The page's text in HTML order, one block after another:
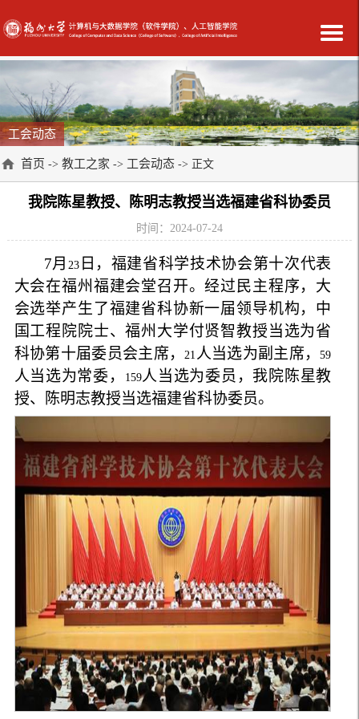
工会动态
首页 -> 教工之家 -> 工会动态 -> 正文
我院陈星教授、陈明志教授当选福建省科协委员
时间：2024-07-24
7月 23日，福建省科学技术协会第十次代表
大会在福州福建会堂召开。经过民主程序，大
会选举产生了福建省科协新一届领导机构，中
国工程院院士、福州大学付贤智教授当选为省
科协第十届委员会主席，
21 人当选为副主席，59
人当选为常委， 159人当选为委员，我院陈星教
授、陈明志教授当选福建省科协委员。